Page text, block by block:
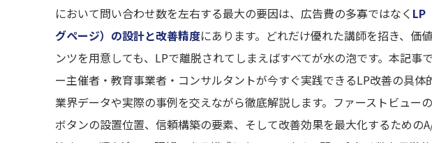
において問い合わせ数を左右する最大の要因は、広告費の多寡ではなく LP
グページ）の設計と改善精度にあります。どれだけ優れた講師を招き、価
ンツを用意しても、LPで離脱されてしまえばすべてが水の泡です。本記事
ー主催者・教育事業者・コンサルタントが今すぐ実践できるLP改善の具体
業界データや実際の事例を交えながら徹底解説します。ファーストビュー
ボタンの設置位置、信頼構築の要素、そして改善効果を最大化するための